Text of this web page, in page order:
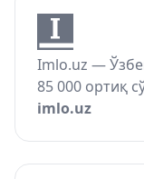
Imlo.uz —
85 000 ортиқ
imlo.uz